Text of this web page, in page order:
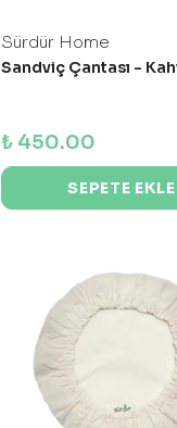
Sürdür Home
Sandviç Çantası -
₺ 450.00
SEPETE EKLE